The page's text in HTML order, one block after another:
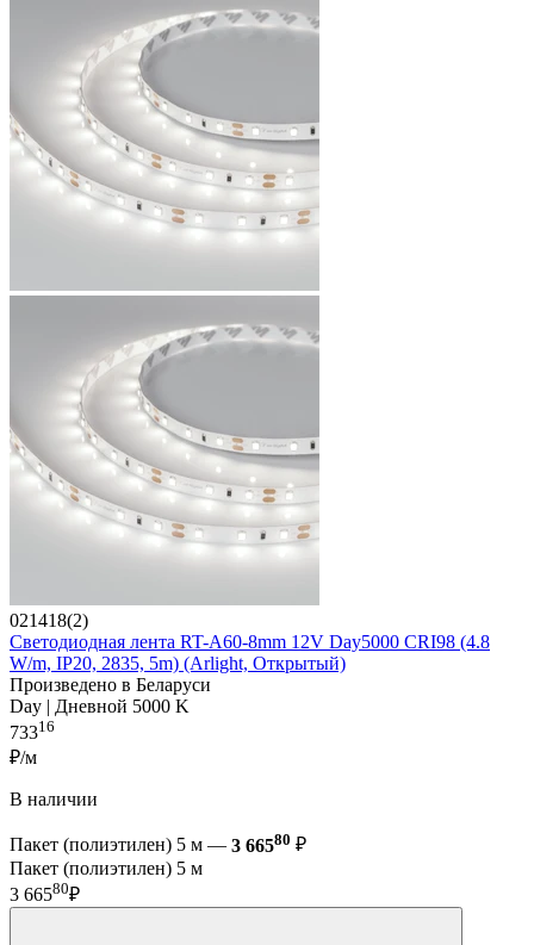
021418(2)
Светодиодная лента RT-A60-8mm 12V Day5000 CRI98 (4.8
W/m, IP20, 2835, 5m) (Arlight, Открытый)
Произведено в Беларуси
Day | Дневной 5000 K
73316
₽/м
В наличии
Пакет (полиэтилен) 5 м — 3 66580 ₽
Пакет (полиэтилен) 5 м
3 66580₽